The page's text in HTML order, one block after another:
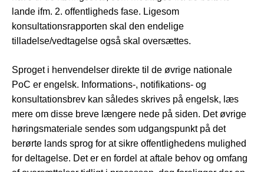
lande ifm. 2. offentligheds fase. Ligesom
konsultationsrapporten skal den endelige
tilladelse/vedtagelse også skal oversættes.
Sproget i henvendelser direkte til de øvrige nationale
PoC er engelsk. Informations-, notifikations- og
konsultationsbrev kan således skrives på engelsk, læs
mere om disse breve længere nede på siden. Det øvrige
høringsmateriale sendes som udgangspunkt på det
berørte lands sprog for at sikre offentlighedens mulighed
for deltagelse. Det er en fordel at aftale behov og omfang